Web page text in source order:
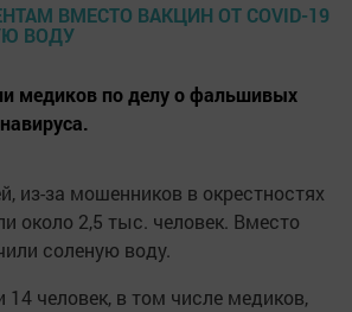
медиков по делу о фальшивых
из-за мошенников в окрестностях
около 2,5 тыс. человек. Вместо
соленую воду.
человек, в том числе медиков,